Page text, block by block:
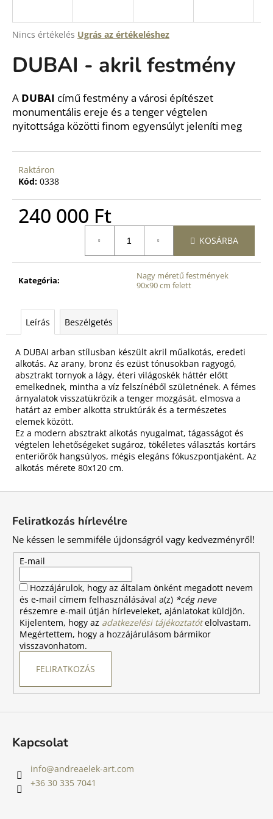
A
átlagos
értékelése
ből
0,0
csillag.
Nincs értékelés Ugrás az értékeléshez
DUBAI - akril festmény
A DUBAI című festmény a városi építészet
monumentális ereje és a tenger végtelen
nyitottsága közötti finom egyensúlyt jeleníti meg
Raktáron
Kód: 0338
240 000 Ft
KOSÁRBA
Kategória:
Nagy méretű festmények
90x90 cm felett
Leírás Beszélgetés
A DUBAI arban stílusban készült akril műalkotás, eredeti
alkotás. Az arany, bronz és ezüst tónusokban ragyogó,
absztrakt tornyok a lágy, éteri világoskék háttér előtt
emelkednek, mintha a víz felszínéből születnének. A fémes
árnyalatok visszatükrözik a tenger mozgását, elmosva a
határt az ember alkotta struktúrák és a természetes
elemek között.
Ez a modern absztrakt alkotás nyugalmat, tágasságot és
végtelen lehetőségeket sugároz, tökéletes választás kortárs
enteriőrök hangsúlyos, mégis elegáns fókuszpontjaként. Az
alkotás mérete 80x120 cm.
Feliratkozás hírlevélre
Ne késsen le semmiféle újdonságról vagy kedvezményről!
E-mail
Hozzájárulok, hogy az általam önként megadott nevem
és e-mail címem felhasználásával a(z) *cég neve
részemre e-mail útján hírleveleket, ajánlatokat küldjön.
Kijelentem, hogy az adatkezelési tájékoztatót elolvastam.
Megértettem, hogy a hozzájárulásom bármikor
visszavonhatom.
FELIRATKOZÁS
Kapcsolat
info@andreaelek-art.com
+36 30 335 7041